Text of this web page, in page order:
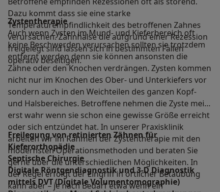
Dazu kommt dass sie eine starke
Temperaturempfindlichkeit des betroffenen Zahnes
verursachen. Zahnhälse die aufgrund einer Rezession
freigelegt sind lassen sich in bestimmten Fällen
operativ beseitigen.
Zystentherapie
Auch wenn Zysten im Mund- und Kieferbereich oft
keine Beschwerden verursachen sollten sie trotzdem
entfernt werden denn sie können ansonsten die
Zähne oder den Knochen verdrängen. Zysten kommen
nicht nur im Knochen des Ober- und Unterkiefers vor
sondern auch in den Weichteilen des ganzen Kopf-
und Halsbereiches. Betroffene nehmen die Zyste meist
erst wahr wenn sie schon eine gewisse Größe erreicht
oder sich entzündet hat. In unserer Praxisklinik
arbeiten wir im Rahmen der Zystentherapie mit den
modernsten Operationsmethoden und beraten Sie
gerne über die unterschiedlichen Möglichkeiten. In
der Regel erfolgt der Eingriff in örtlicher Betäubung
kann aber – je nach Bedarf etwa wenn ein
Freilegung von retinierten Zähnen für
Kieferorthopädie
Septische Chirurgie
Digitale Röntgendiagnostik und 3-D Diagnostik
mittels DVT (Digitale Volumentomographie)